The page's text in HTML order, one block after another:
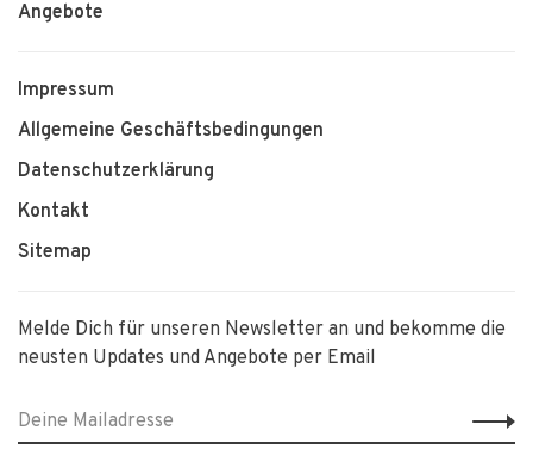
Angebote
Impressum
Allgemeine Geschäftsbedingungen
Datenschutzerklärung
Kontakt
Sitemap
Melde Dich für unseren Newsletter an und bekomme die
neusten Updates und Angebote per Email